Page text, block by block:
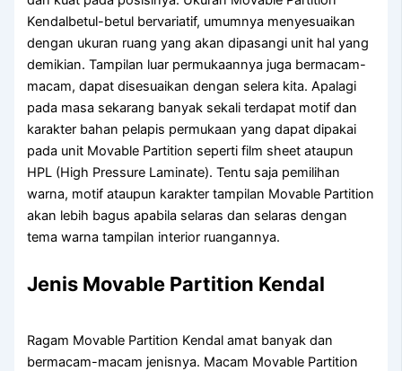
Kendalbetul-betul bervariatif, umumnya menyesuaikan
dengan ukuran ruang yang akan dipasangi unit hal yang
demikian. Tampilan luar permukaannya juga bermacam-
macam, dapat disesuaikan dengan selera kita. Apalagi
pada masa sekarang banyak sekali terdapat motif dan
karakter bahan pelapis permukaan yang dapat dipakai
pada unit Movable Partition seperti film sheet ataupun
HPL (High Pressure Laminate). Tentu saja pemilihan
warna, motif ataupun karakter tampilan Movable Partition
akan lebih bagus apabila selaras dan selaras dengan
tema warna tampilan interior ruangannya.
Jenis Movable Partition Kendal
Ragam Movable Partition Kendal amat banyak dan
bermacam-macam jenisnya. Macam Movable Partition